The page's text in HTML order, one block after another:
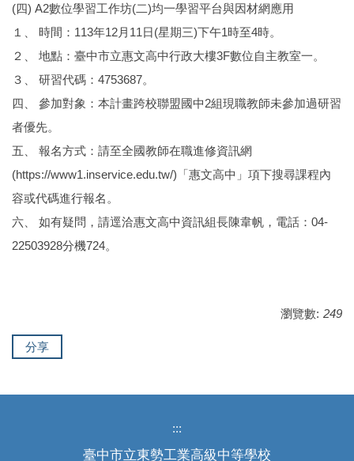
(四) A2數位學習工作坊(二)均一學習平台與因材網應用
１、 時間：113年12月11日(星期三)下午1時至4時。
２、 地點：臺中市立惠文高中行政大樓3F數位自主教室一。
３、 研習代碼：4753687。
四、 參加對象：本計畫跨校聯盟國中2組現職教師未參加過研習
者優先。
五、 報名方式：請至全國教師在職進修資訊網
(https://www1.inservice.edu.tw/)「惠文高中」項下搜尋課程內
容或代碼進行報名。
六、 如有疑問，請逕洽惠文高中資訊組長陳韋帆，電話：04-
22503928分機724。
瀏覽數: 249
分享
:::
臺中市立東勢工業高級中等學校